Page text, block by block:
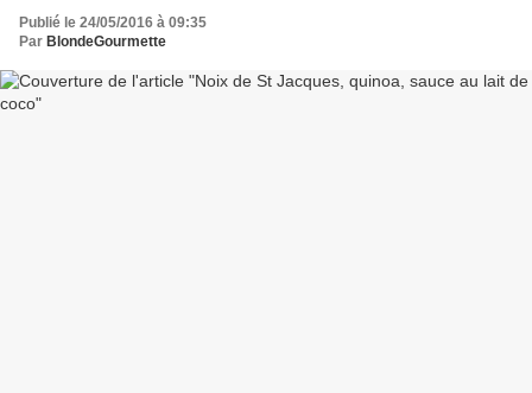
Publié le 24/05/2016 à 09:35
Par BlondeGourmette